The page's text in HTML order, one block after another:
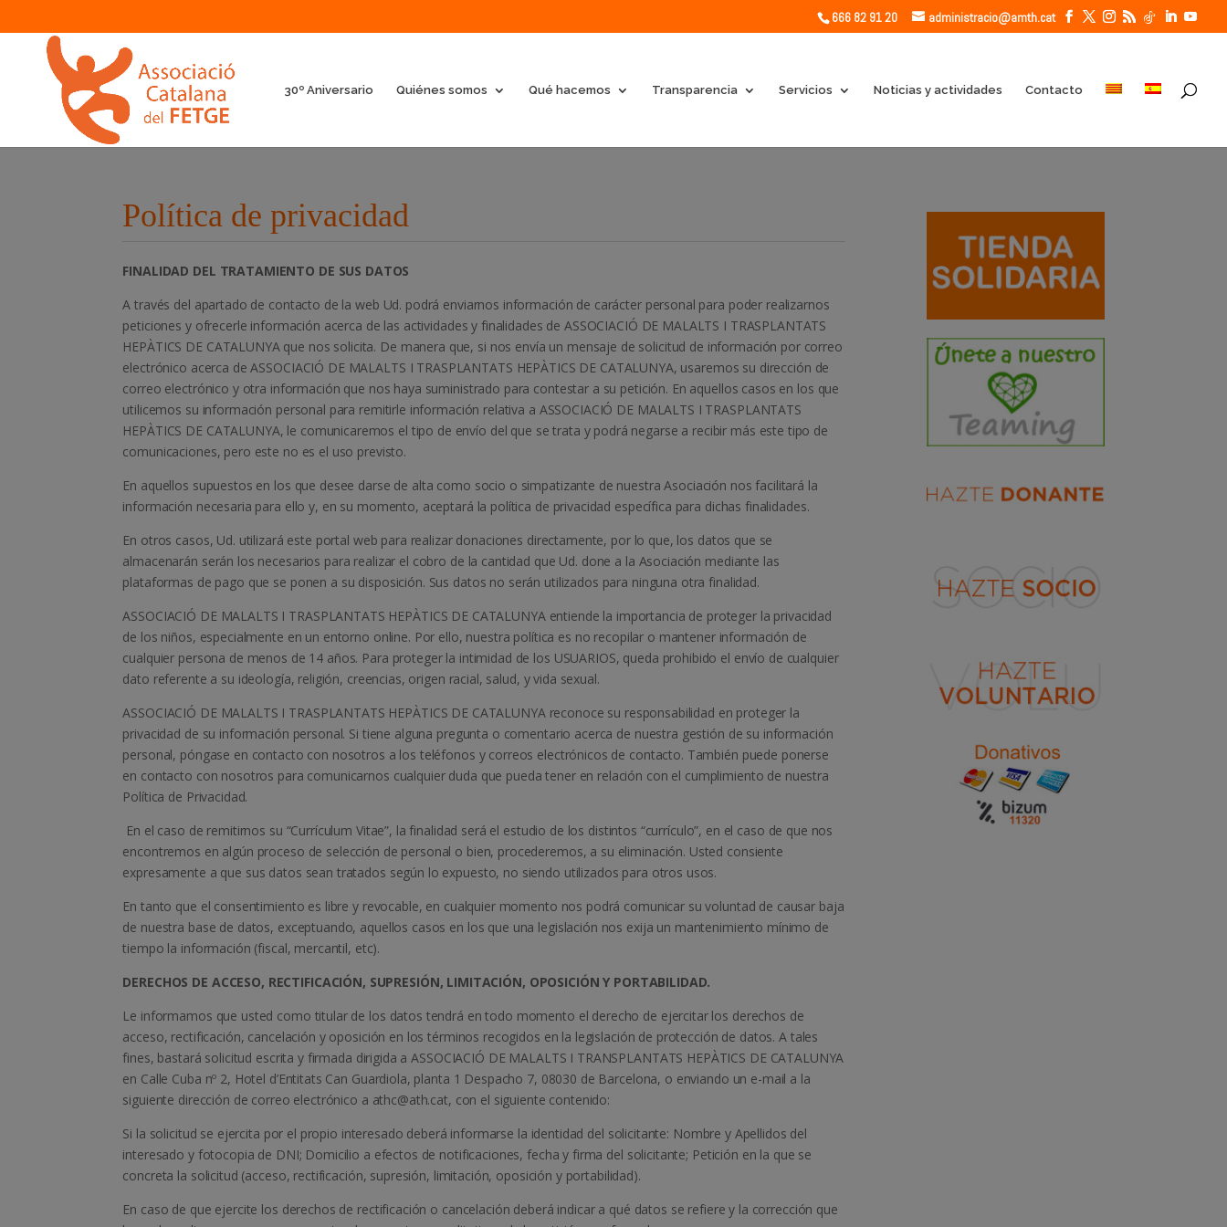
666 82 91 20 administracio@amth.cat
30º Aniversario Quiénes somos Qué hacemos Transparencia Servicios Noticias y actividades Contacto
Política de privacidad
FINALIDAD DEL TRATAMIENTO DE SUS DATOS
A través del apartado de contacto de la web Ud. podrá enviarnos información de carácter personal para poder realizarnos
peticiones y ofrecerle información acerca de las actividades y finalidades de ASSOCIACIÓ DE MALALTS I TRASPLANTATS
HEPÀTICS DE CATALUNYA que nos solicita. De manera que, si nos envía un mensaje de solicitud de información por correo
electrónico acerca de ASSOCIACIÓ DE MALALTS I TRASPLANTATS HEPÀTICS DE CATALUNYA, usaremos su dirección de
correo electrónico y otra información que nos haya suministrado para contestar a su petición. En aquellos casos en los que
utilicemos su información personal para remitirle información relativa a ASSOCIACIÓ DE MALALTS I TRASPLANTATS
HEPÀTICS DE CATALUNYA, le comunicaremos el tipo de envío del que se trata y podrá negarse a recibir más este tipo de
comunicaciones, pero este no es el uso previsto.
En aquellos supuestos en los que desee darse de alta como socio o simpatizante de nuestra Asociación nos facilitará la
información necesaria para ello y, en su momento, aceptará la política de privacidad específica para dichas finalidades.
En otros casos, Ud. utilizará este portal web para realizar donaciones directamente, por lo que, los datos que se
almacenarán serán los necesarios para realizar el cobro de la cantidad que Ud. done a la Asociación mediante las
plataformas de pago que se ponen a su disposición. Sus datos no serán utilizados para ninguna otra finalidad.
ASSOCIACIÓ DE MALALTS I TRASPLANTATS HEPÀTICS DE CATALUNYA entiende la importancia de proteger la privacidad
de los niños, especialmente en un entorno online. Por ello, nuestra política es no recopilar o mantener información de
cualquier persona de menos de 14 años. Para proteger la intimidad de los USUARIOS, queda prohibido el envío de cualquier
dato referente a su ideología, religión, creencias, origen racial, salud, y vida sexual.
ASSOCIACIÓ DE MALALTS I TRASPLANTATS HEPÀTICS DE CATALUNYA reconoce su responsabilidad en proteger la
privacidad de su información personal. Si tiene alguna pregunta o comentario acerca de nuestra gestión de su información
personal, póngase en contacto con nosotros a los teléfonos y correos electrónicos de contacto. También puede ponerse
en contacto con nosotros para comunicarnos cualquier duda que pueda tener en relación con el cumplimiento de nuestra
Política de Privacidad.
En el caso de remitirnos su “Currículum Vitae”, la finalidad será el estudio de los distintos “currículo”, en el caso de que nos
encontremos en algún proceso de selección de personal o bien, procederemos, a su eliminación. Usted consiente
expresamente a que sus datos sean tratados según lo expuesto, no siendo utilizados para otros usos.
En tanto que el consentimiento es libre y revocable, en cualquier momento nos podrá comunicar su voluntad de causar baja
de nuestra base de datos, exceptuando, aquellos casos en los que una legislación nos exija un mantenimiento mínimo de
tiempo la información (fiscal, mercantil, etc).
DERECHOS DE ACCESO, RECTIFICACIÓN, SUPRESIÓN, LIMITACIÓN, OPOSICIÓN Y PORTABILIDAD.
Le informamos que usted como titular de los datos tendrá en todo momento el derecho de ejercitar los derechos de
acceso, rectificación, cancelación y oposición en los términos recogidos en la legislación de protección de datos. A tales
fines, bastará solicitud escrita y firmada dirigida a ASSOCIACIÓ DE MALALTS I TRANSPLANTATS HEPÀTICS DE CATALUNYA
en Calle Cuba nº 2, Hotel d’Entitats Can Guardiola, planta 1 Despacho 7, 08030 de Barcelona, o enviando un e-mail a la
siguiente dirección de correo electrónico a athc@ath.cat, con el siguiente contenido:
Si la solicitud se ejercita por el propio interesado deberá informarse la identidad del solicitante: Nombre y Apellidos del
interesado y fotocopia de DNI; Domicilio a efectos de notificaciones, fecha y firma del solicitante; Petición en la que se
concreta la solicitud (acceso, rectificación, supresión, limitación, oposición y portabilidad).
En caso de que ejercite los derechos de rectificación o cancelación deberá indicar a qué datos se refiere y la corrección que